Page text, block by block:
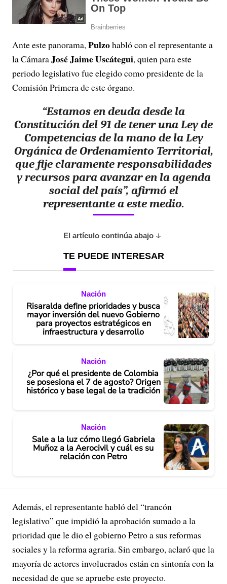
Ante este panorama, Pulzohabló con el representante a
la CámaraJosé Jaime Uscátegui, quien para este
periodo legislativo fue elegido como presidente de la
Comisión Primera de este órgano.
“Estamos en deuda desde la
Constitución del 91 de tener una Ley de
Competencias de la mano de la Ley
Orgánica de Ordenamiento Territorial,
que fije claramente responsabilidades
y recursos para avanzar en la agenda
social del país”, afirmó el
representante a este medio.
El artículo continúa abajo
TE PUEDE INTERESAR
Nación
Risaralda define prioridades y busca
mayor inversión del nuevo Gobierno
para proyectos estratégicos en
infraestructura y desarrollo
Nación
¿Por qué el presidente de Colombia
se posesiona el 7 de agosto? Origen
histórico y base legal de la tradición
Nación
Sale a la luz cómo llegó Gabriela
Muñoz a la Aerocivil y cuál es su
relación con Petro
Además, el representante habló del “trancón
legislativo” que impidió la aprobación sumado a la
prioridad que le dio el gobierno Petro a sus reformas
sociales y la reforma agraria. Sin embargo, aclaró que la
mayoría de actores involucrados están en sintonía con la
necesidad de que se apruebe este proyecto.